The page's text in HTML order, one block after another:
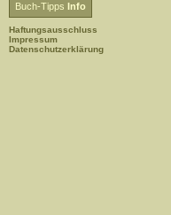
Buch-Tipps Info
Haftungsausschluss
Impressum
Datenschutzerklärung